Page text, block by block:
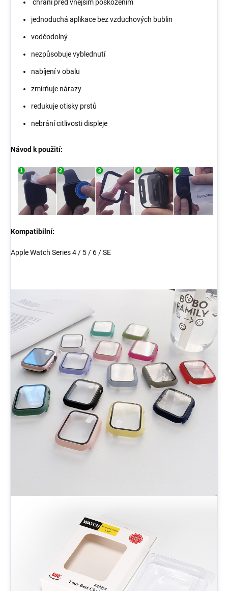
chrání před vnějším poškozením
jednoduchá aplikace bez vzduchových bublin
voděodolný
nezpůsobuje vyblednutí
nabíjení v obalu
zmírňuje nárazy
redukuje otisky prstů
nebrání citlivosti displeje
Návod k použití:
Kompatibilní:
Apple Watch Series 4 / 5 / 6 / SE